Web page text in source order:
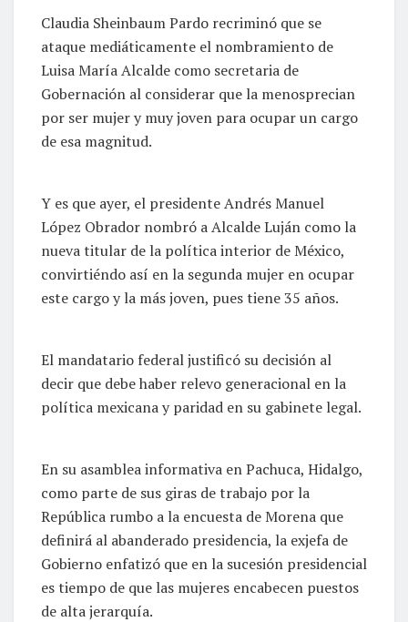
Claudia Sheinbaum Pardo recriminó que se
ataque mediáticamente el nombramiento de
Luisa María Alcalde como secretaria de
Gobernación al considerar que la menosprecian
por ser mujer y muy joven para ocupar un cargo
de esa magnitud.
Y es que ayer, el presidente Andrés Manuel
López Obrador nombró a Alcalde Luján como la
nueva titular de la política interior de México,
convirtiéndo así en la segunda mujer en ocupar
este cargo y la más joven, pues tiene 35 años.
El mandatario federal justificó su decisión al
decir que debe haber relevo generacional en la
política mexicana y paridad en su gabinete legal.
En su asamblea informativa en Pachuca, Hidalgo,
como parte de sus giras de trabajo por la
República rumbo a la encuesta de Morena que
definirá al abanderado presidencia, la exjefa de
Gobierno enfatizó que en la sucesión presidencial
es tiempo de que las mujeres encabecen puestos
de alta jerarquía.